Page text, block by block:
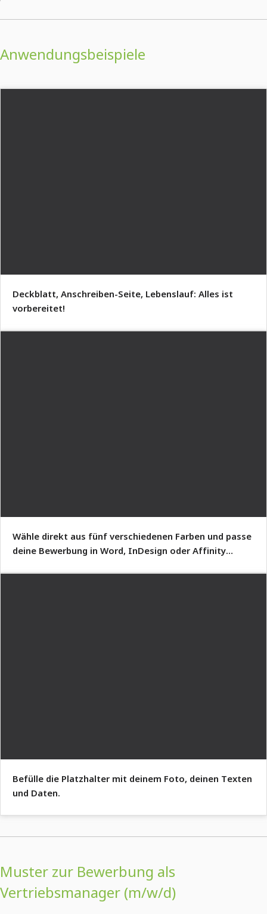
Anwendungsbeispiele
Deckblatt, Anschreiben-Seite, Lebenslauf: Alles ist
vorbereitet!
Wähle direkt aus fünf verschiedenen Farben und passe
deine Bewerbung in Word, InDesign oder Affinity
Befülle die Platzhalter mit deinem Foto, deinen Texten
und Daten.
Muster zur Bewerbung als
Vertriebsmanager (m/w/d)